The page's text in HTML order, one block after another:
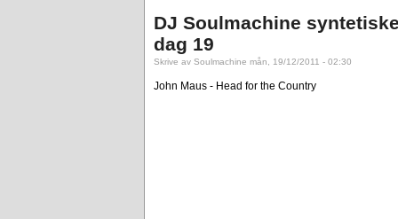
DJ Soulmachine
dag 19
Skrive av Soulmachine mån, 19/12/2011 - 02:30
John Maus - Head for the Country